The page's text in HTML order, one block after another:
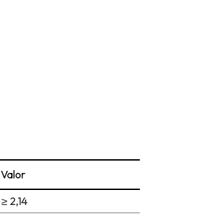
Valor
≥ 2,14